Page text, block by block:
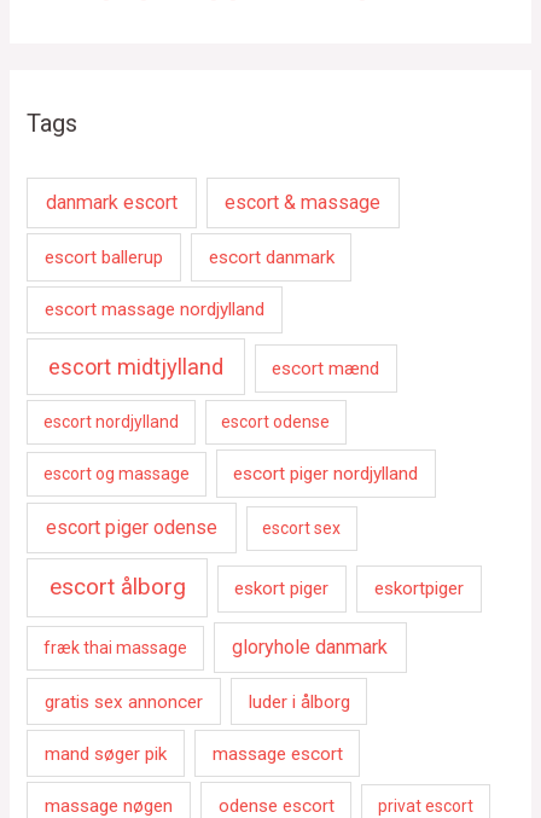
Tags
danmark escort escort & massage
escort ballerup escort danmark
escort massage nordjylland
escort midtjylland escort mænd
escort nordjylland escort odense
escort og massage escort piger nordjylland
escort piger odense escort sex
escort ålborg eskort piger eskortpiger
fræk thai massage gloryhole danmark
gratis sex annoncer luder i ålborg
mand søger pik massage escort
massage nøgen odense escort privat escort